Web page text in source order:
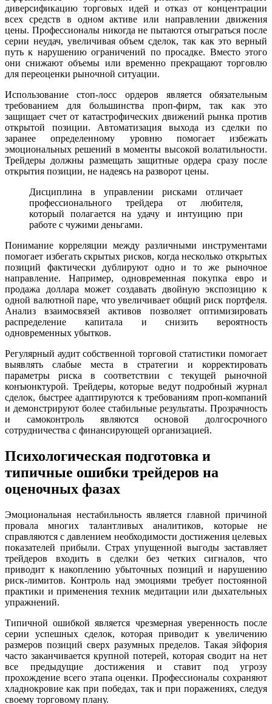
диверсификацию торговых идей и отказ от концентрации
всех средств в одном активе или направлении движения
цены. Профессионалы никогда не пытаются отыграться после
серии неудач, увеличивая объем сделок, так как это верный
путь к нарушению ограничений по просадке. Вместо этого
они снижают объемы или временно прекращают торговлю
для переоценки рыночной ситуации.
Использование стоп-лосс ордеров является обязательным
требованием для большинства проп-фирм, так как это
защищает счет от катастрофических движений рынка против
открытой позиции. Автоматизация выхода из сделки по
заранее определенному уровню помогает избежать
эмоциональных решений в моменты высокой волатильности.
Трейдеры должны размещать защитные ордера сразу после
открытия позиции, не надеясь на разворот цены.
Дисциплина в управлении рисками отличает
профессионального трейдера от любителя,
который полагается на удачу и интуицию при
работе с чужими деньгами.
Понимание корреляции между различными инструментами
помогает избегать скрытых рисков, когда несколько открытых
позиций фактически дублируют одно и то же рыночное
направление. Например, одновременная покупка евро и
продажа доллара может создавать двойную экспозицию к
одной валютной паре, что увеличивает общий риск портфеля.
Анализ взаимосвязей активов позволяет оптимизировать
распределение капитала и снизить вероятность
одновременных убытков.
Регулярный аудит собственной торговой статистики помогает
выявлять слабые места в стратегии и корректировать
параметры риска в соответствии с текущей рыночной
конъюнктурой. Трейдеры, которые ведут подробный журнал
сделок, быстрее адаптируются к требованиям проп-компаний
и демонстрируют более стабильные результаты. Прозрачность
и самоконтроль являются основой долгосрочного
сотрудничества с финансирующей организацией.
Психологическая подготовка и
типичные ошибки трейдеров на
оценочных фазах
Эмоциональная нестабильность является главной причиной
провала многих талантливых аналитиков, которые не
справляются с давлением необходимости достижения целевых
показателей прибыли. Страх упущенной выгоды заставляет
трейдеров входить в сделки без четких сигналов, что
приводит к накоплению убыточных позиций и нарушению
риск-лимитов. Контроль над эмоциями требует постоянной
практики и применения техник медитации или дыхательных
упражнений.
Типичной ошибкой является чрезмерная уверенность после
серии успешных сделок, которая приводит к увеличению
размеров позиций сверх разумных пределов. Такая эйфория
часто заканчивается крупной потерей, которая сводит на нет
все предыдущие достижения и ставит под угрозу
прохождение всего этапа оценки. Профессионалы сохраняют
хладнокровие как при победах, так и при поражениях, следуя
своему торговому плану.